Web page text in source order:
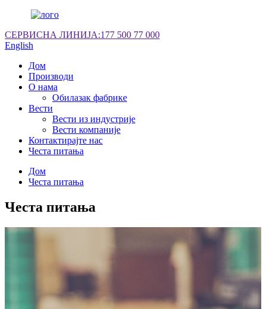
СЕРВИСНА ЛИНИЈА:177 500 77 000
English
Дом
Производи
О нама
Обилазак фабрике
Вести
Вести из индустрије
Вести компаније
Контактирајте нас
Честа питања
Дом
Честа питања
Честа питања